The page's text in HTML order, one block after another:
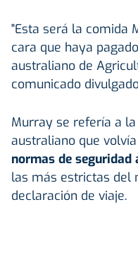
"Esta será la comida
cara que haya
australiano de
comunicado
Murray se refería a
australiano que
normas de
las más estrictas del
declaración de viaje.